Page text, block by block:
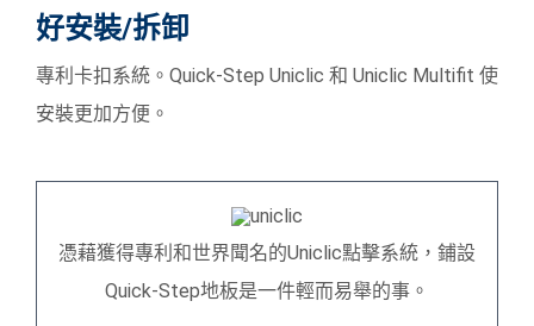
好安裝/拆卸
專利卡扣系統。Quick-Step Uniclic 和 Uniclic Multifit 使
安裝更加方便。
憑藉獲得專利和世界聞名的Uniclic點擊系統，鋪設
Quick-Step地板是一件輕而易舉的事。